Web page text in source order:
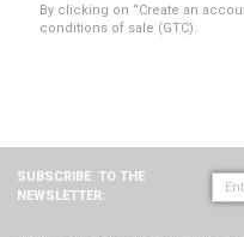
By clicking on “Create an
conditions of sale (GTC).
SUBSCRIBE TO THE
NEWSLETTER: